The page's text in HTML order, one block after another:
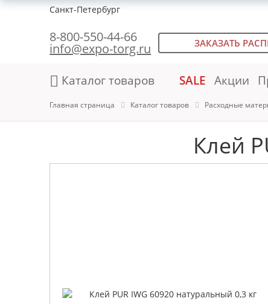
Санкт-Петербург
8-800-550-44-66
info@expo-torg.ru ЗАКАЗАТЬ
Каталог товаров SALE Акции
Главная страница Каталог товаров Расходные
Клей